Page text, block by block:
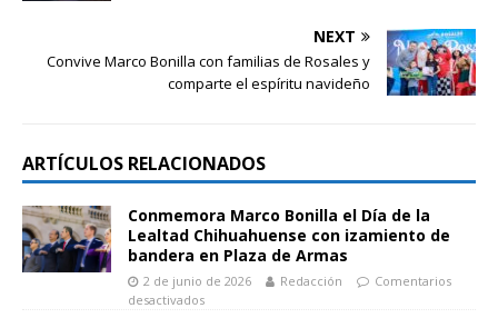
NEXT
Convive Marco Bonilla con familias de Rosales y
comparte el espíritu navideño
ARTÍCULOS RELACIONADOS
Conmemora Marco Bonilla el Día de la
Lealtad Chihuahuense con izamiento de
bandera en Plaza de Armas
2 de junio de 2026 Redacción
Comentarios
desactivados